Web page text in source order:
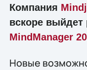
Компания
вскоре выйдет
MindManager
Новые